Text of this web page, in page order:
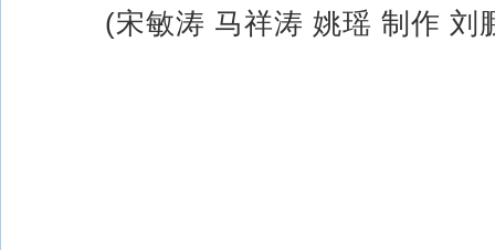
(宋敏涛 马祥涛 姚瑶 制作 刘